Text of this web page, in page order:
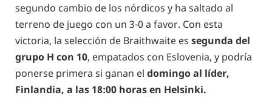
segundo cambio de los nórdicos y ha saltado al
terreno de juego con un 3-0 a favor. Con esta
victoria, la selección de Braithwaite es segunda del
grupo H con 10, empatados con Eslovenia, y podría
ponerse primera si ganan el domingo al líder,
Finlandia, a las 18:00 horas en Helsinki.